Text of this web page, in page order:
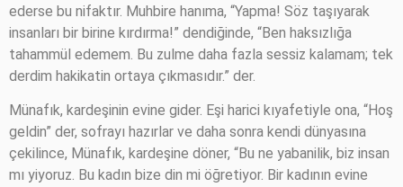
ederse bu nifaktır. Muhbire hanıma, “Yapma! Söz taşıyarak
insanları bir birine kırdırma!” dendiğinde, “Ben haksızlığa
tahammül edemem. Bu zulme daha fazla sessiz kalamam; tek
derdim hakikatin ortaya çıkmasıdır.” der.
Münafık, kardeşinin evine gider. Eşi harici kıyafetiyle ona, “Hoş
geldin” der, sofrayı hazırlar ve daha sonra kendi dünyasına
çekilince, Münafık, kardeşine döner, “Bu ne yabanilik, biz insan
mı yiyoruz. Bu kadın bize din mi öğretiyor. Bir kadının evine